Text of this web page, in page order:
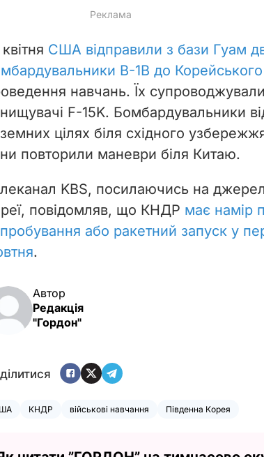
США відправили з бази Гуам
В-1В до Корейського
навчань. Їх
F-15K. Бомбардувальники
цілях біля східного
повторили маневри біля Китаю.
KBS, посилаючись на
повідомляв, що КНДР має намір
або ракетний запуск у
.
Автор
Редакція
"Гордон"
КНДР військові навчання Південна Корея